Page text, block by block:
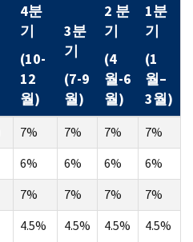
4분
기
(10-
12
월)
3분
기
(7-9
월)
2 분
기
(4
월-6
월)
1분
기
(1
월–
3월)
7% 7% 7%
7%
6% 6% 6%
6%
7% 7% 7%
7%
4.5% 4.5% 4.5% 4.5%